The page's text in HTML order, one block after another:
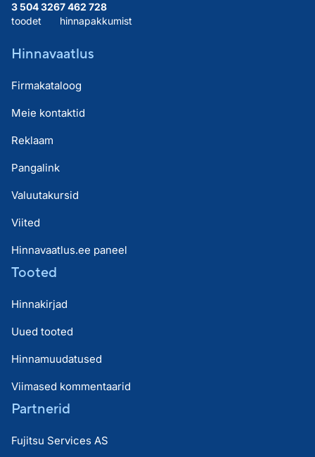
3 504 326
toodet
7 462 728
hinnapakkumist
Hinnavaatlus
Firmakataloog
Meie kontaktid
Reklaam
Pangalink
Valuutakursid
Viited
Hinnavaatlus.ee paneel
Tooted
Hinnakirjad
Uued tooted
Hinnamuudatused
Viimased kommentaarid
Partnerid
Fujitsu Services AS